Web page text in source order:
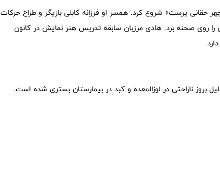
فیلم جنگل بان اثر «منوچهر حقانی پرست» شروع کرد. همسر او فرزانه کابلی بازیگر و طراح حرکات
روی صحنه برد. هادی مرزبان سابقه تدریس هنر نمایش در کانون
بروز ناراحتی در لوزالمعده و کبد در بیمارستان بستری شده است.